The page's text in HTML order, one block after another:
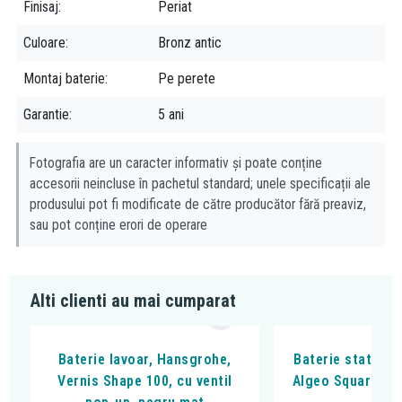
vizeaza o calitate excelenta, la preturi accesibile tuturor.
Finisaj Periat
Culoare Bronz antic
Montaj baterie Pe perete
Garantie 5 ani
Fotografia are un caracter informativ și poate conține
accesorii neincluse în pachetul standard; unele specificații ale
produsului pot fi modificate de către producător fără preaviz,
sau pot conține erori de operare
Alti clienti au mai cumparat
Baterie lavoar, Hansgrohe,
Vernis Shape 100, cu ventil
Baterie stativa
Algeo Square,